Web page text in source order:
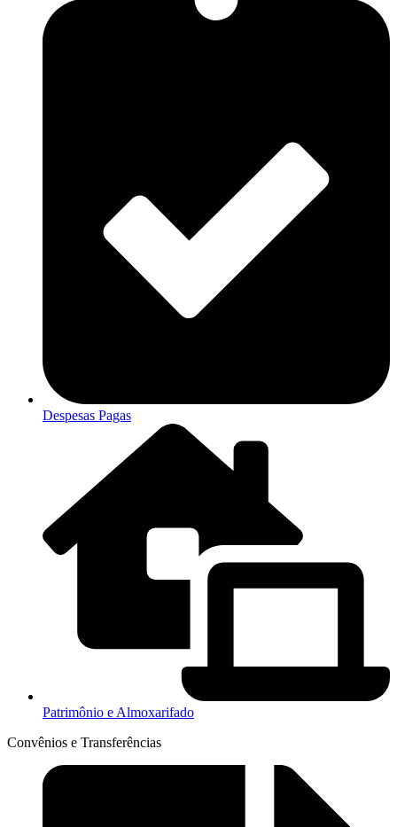
Despesas Pagas
Patrimônio e Almoxarifado
Convênios e Transferências